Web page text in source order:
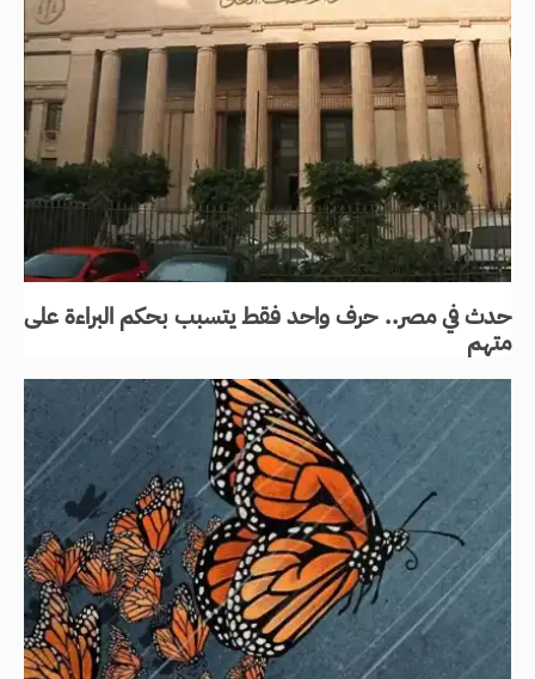
حدث في مصر.. حرف واحد فقط يتسبب بحكم البراءة على
متهم